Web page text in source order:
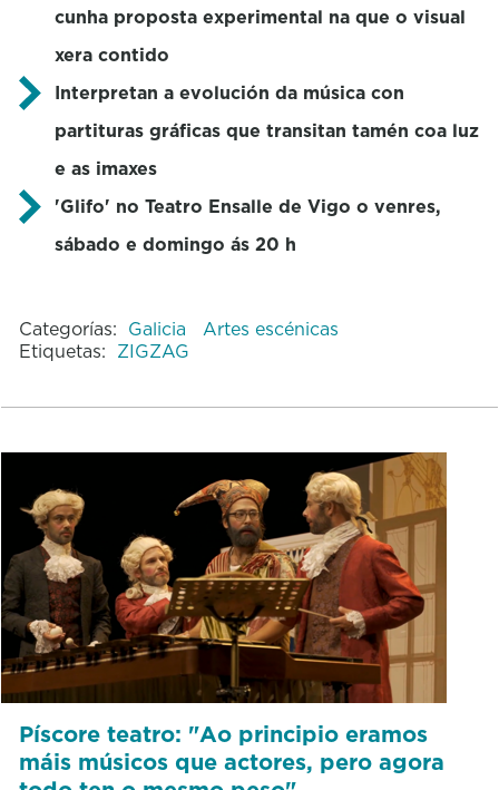
cunha proposta experimental na que o visual
xera contido
Interpretan a evolución da música con
partituras gráficas que transitan tamén coa luz
e as imaxes
'Glifo' no Teatro Ensalle de Vigo o venres,
sábado e domingo ás 20 h
Categorías: Galicia
Artes escénicas
Etiquetas: ZIGZAG
Píscore teatro: "Ao principio eramos
máis músicos que actores, pero agora